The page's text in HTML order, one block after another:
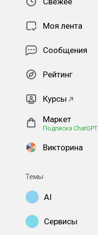
Моя лента
Сообщения
Рейтинг
Курсы
Маркет
Подписка ChatGPT
Викторина
Темы
AI
Сервисы